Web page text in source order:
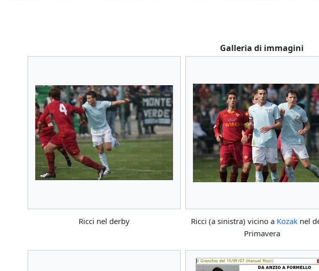
Galleria di immagini
Ricci nel derby Ricci (a sinistra) vicino a Kozak nel
Primavera